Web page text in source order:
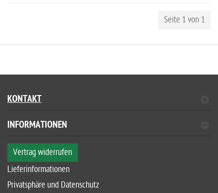
Seite 1 von 1
KONTAKT
INFORMATIONEN
Vertrag widerrufen
Lieferinformationen
Privatsphäre und Datenschutz